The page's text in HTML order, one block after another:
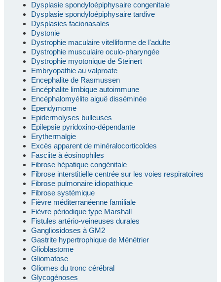
Dysplasie spondyloépiphysaire congenitale
Dysplasie spondyloépiphysaire tardive
Dysplasies facionasales
Dystonie
Dystrophie maculaire vitelliforme de l'adulte
Dystrophie musculaire oculo-pharyngée
Dystrophie myotonique de Steinert
Embryopathie au valproate
Encephalite de Rasmussen
Encéphalite limbique autoimmune
Encéphalomyélite aiguë disséminée
Ependymome
Epidermolyses bulleuses
Epilepsie pyridoxino-dépendante
Erythermalgie
Excès apparent de minéralocorticoïdes
Fasciite à éosinophiles
Fibrose hépatique congénitale
Fibrose interstitielle centrée sur les voies respiratoires
Fibrose pulmonaire idiopathique
Fibrose systémique
Fièvre méditerranéenne familiale
Fièvre périodique type Marshall
Fistules artério-veineuses durales
Gangliosidoses à GM2
Gastrite hypertrophique de Ménétrier
Glioblastome
Gliomatose
Gliomes du tronc cérébral
Glycogénoses